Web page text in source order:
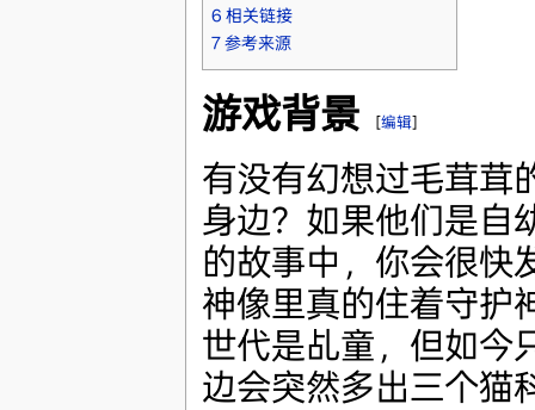
6 相关链接
7 参考来源
游戏背景 [编辑]
有没有幻想过毛茸茸
身边？如果他们是自
的故事中，你会很快
神像里真的住着守护
世代是乩童，但如今
边会突然多出三个猫